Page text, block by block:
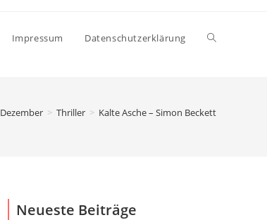
Impressum Datenschutzerklärung
Dezember > Thriller > Kalte Asche – Simon Beckett
Neueste Beiträge